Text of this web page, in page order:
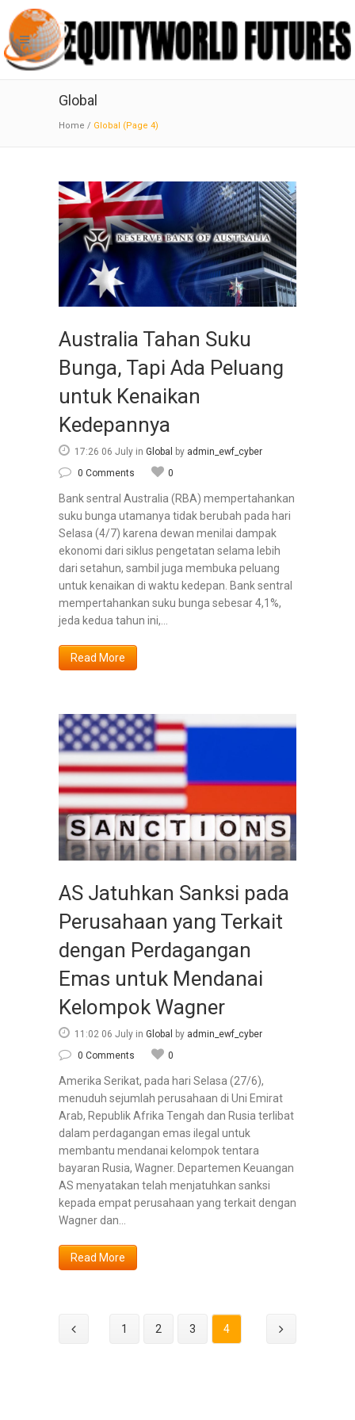
Global
Home / Global (Page 4)
Australia Tahan Suku
Bunga, Tapi Ada Peluang
untuk Kenaikan
Kedepannya
17:26 06 July in Global by admin_ewf_cyber
0 Comments
0
Bank sentral Australia (RBA) mempertahankan
suku bunga utamanya tidak berubah pada hari
Selasa (4/7) karena dewan menilai dampak
ekonomi dari siklus pengetatan selama lebih
dari setahun, sambil juga membuka peluang
untuk kenaikan di waktu kedepan. Bank sentral
mempertahankan suku bunga sebesar 4,1%,
jeda kedua tahun ini,...
Read More
AS Jatuhkan Sanksi pada
Perusahaan yang Terkait
dengan Perdagangan
Emas untuk Mendanai
Kelompok Wagner
11:02 06 July in Global by admin_ewf_cyber
0 Comments
0
Amerika Serikat, pada hari Selasa (27/6),
menuduh sejumlah perusahaan di Uni Emirat
Arab, Republik Afrika Tengah dan Rusia terlibat
dalam perdagangan emas ilegal untuk
membantu mendanai kelompok tentara
bayaran Rusia, Wagner. Departemen Keuangan
AS menyatakan telah menjatuhkan sanksi
kepada empat perusahaan yang terkait dengan
Wagner dan...
Read More
1 2 3 4